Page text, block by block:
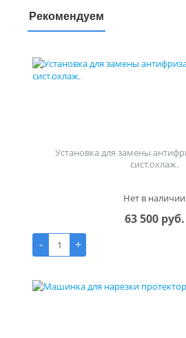
Рекомендуем
Установка для замены
сист.охлаж.
Нет в наличии
63 500 руб.
-
+